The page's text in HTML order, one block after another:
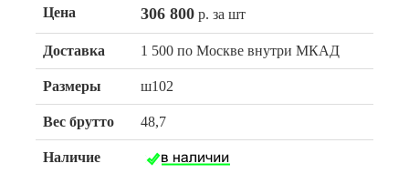
Цена 306 800р. за шт
Доставка 1 500 по Москве внутри МКАД
Размеры ш102
Вес брутто 48,7
Наличие